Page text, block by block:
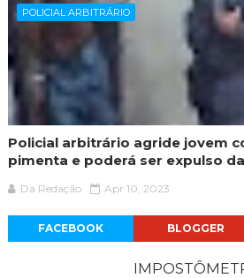
POLICIAL ARBITRÁRIO
Policial arbitrário agride jovem
pimenta e poderá ser expulso
Da Redação Apr 10, 2023
FACEBOOK BLOGGER